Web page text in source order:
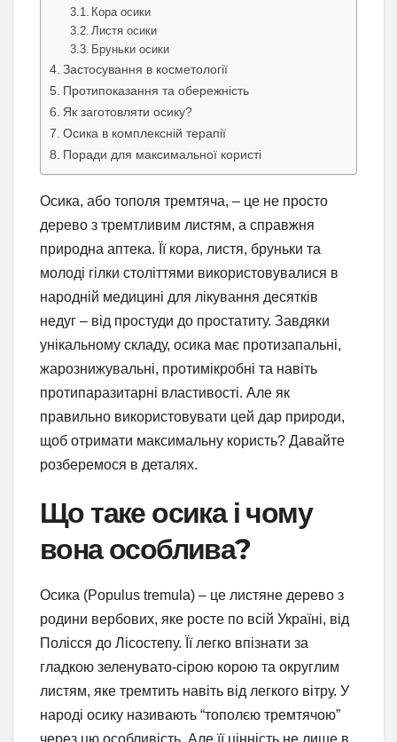
Кора осики
Листя осики
Бруньки осики
Застосування в косметології
Протипоказання та обережність
Як заготовляти осику?
Осика в комплексній терапії
Поради для максимальної користі
Осика, або тополя тремтяча, – це не просто
дерево з тремтливим листям, а справжня
природна аптека. Її кора, листя, бруньки та
молоді гілки століттями використовувалися в
народній медицині для лікування десятків
недуг – від простуди до простатиту. Завдяки
унікальному складу, осика має протизапальні,
жарознижувальні, протимікробні та навіть
протипаразитарні властивості. Але як
правильно використовувати цей дар природи,
щоб отримати максимальну користь? Давайте
розберемося в деталях.
Що таке осика і чому
вона особлива?
Осика (Populus tremula) – це листяне дерево з
родини вербових, яке росте по всій Україні, від
Полісся до Лісостепу. Її легко впізнати за
гладкою зеленувато-сірою корою та округлим
листям, яке тремтить навіть від легкого вітру. У
народі осику називають “тополєю тремтячою”
через цю особливість. Але її цінність не лише в